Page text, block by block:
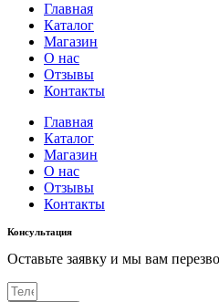
Главная
Каталог
Магазин
О нас
Отзывы
Контакты
Главная
Каталог
Магазин
О нас
Отзывы
Контакты
Консультация
Оставьте заявку и мы вам